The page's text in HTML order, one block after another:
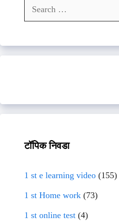
Search
for:
टॉपिक निवडा
1 st e learning video (155)
1 st Home work (73)
1 st online test (4)